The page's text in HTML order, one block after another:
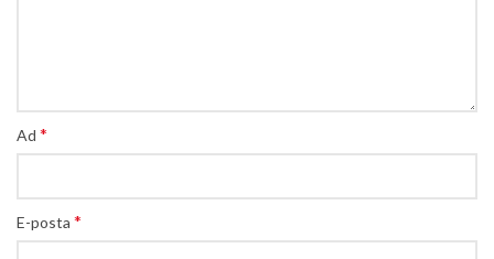
Ad *
E-posta *